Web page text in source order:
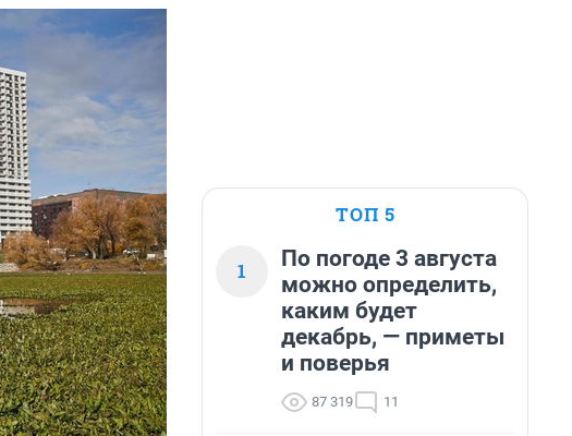
ТОП 5
1
По погоде 3 августа
можно определить,
каким будет
декабрь, — приметы
и поверья
87 319 11